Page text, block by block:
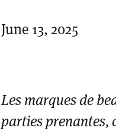
June 13, 2025
Les marques de
parties prenantes,